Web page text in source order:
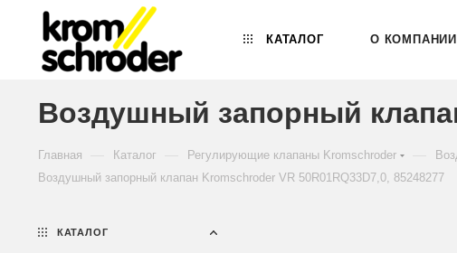
КАТАЛОГ О КОМПАНИИ
Воздушный запорный
Главная Каталог Регулирующие клапаны Kromschroder
Воздушный запорный клапан Kromschroder VR 50R01RQ33D7,0, 85248277
КАТАЛОГ